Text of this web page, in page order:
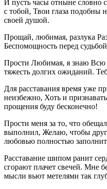
И пусть часы отныне словно
с тобой, Твои глаза подобны
своей душой.
Прощай, любимая, разлука
Беспомощность перед
Прости Любимая, я знаю Всю
тяжесть долгих ожиданий.
Для расставания время уже
неизбежно, Хоть и
прощения буду бесконечно!
Прости меня за то, что
выполнил, Желаю, чтобы
любовью полностью
Расставание шипом ранит
сгорают плачет свечей. Мне
мысли вьют метелями так